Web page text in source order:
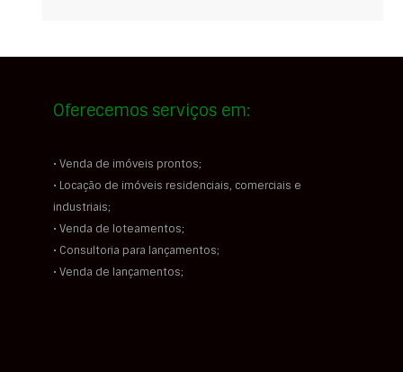
Oferecemos serviços em:
• Venda de imóveis prontos;
• Locação de imóveis residenciais, comerciais e
industriais;
• Venda de loteamentos;
• Consultoria para lançamentos;
• Venda de lançamentos;